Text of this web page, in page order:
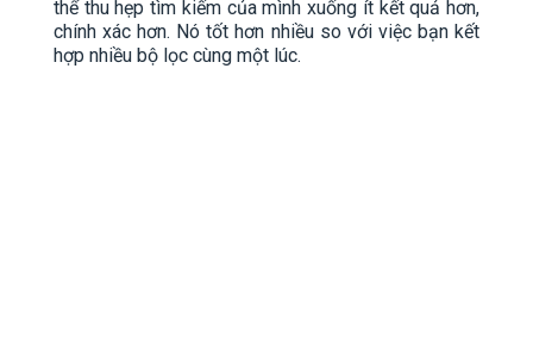
thể thu hẹp tìm kiếm của mình xuống ít kết quả hơn,
chính xác hơn. Nó tốt hơn nhiều so với việc bạn kết
hợp nhiều bộ lọc cùng một lúc.